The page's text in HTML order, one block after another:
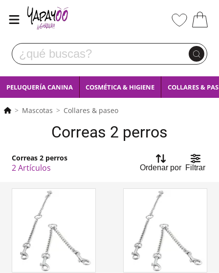
PELUQUERÍA CANINA COSMÉTICA & HIGIENE COLLARES &
Mascotas Collares & paseo
Correas 2 perros
Correas 2 perros
2 Artículos Ordenar por Filtrar